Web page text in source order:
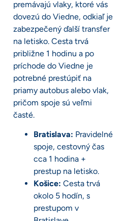
premávajú vlaky, ktoré vás
dovezú do Viedne, odkiaľ je
zabezpečený ďalší transfer
na letisko. Cesta trvá
približne 1 hodinu a po
príchode do Viedne je
potrebné prestúpiť na
priamy autobus alebo vlak,
pričom spoje sú veľmi
časté.
Bratislava: Pravidelné
spoje, cestovný čas
cca 1 hodina +
prestup na letisko.
Košice: Cesta trvá
okolo 5 hodín, s
prestupom v